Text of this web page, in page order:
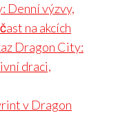
Denní výzvy,
na akcích
Dragon City:
draci,
v Dragon